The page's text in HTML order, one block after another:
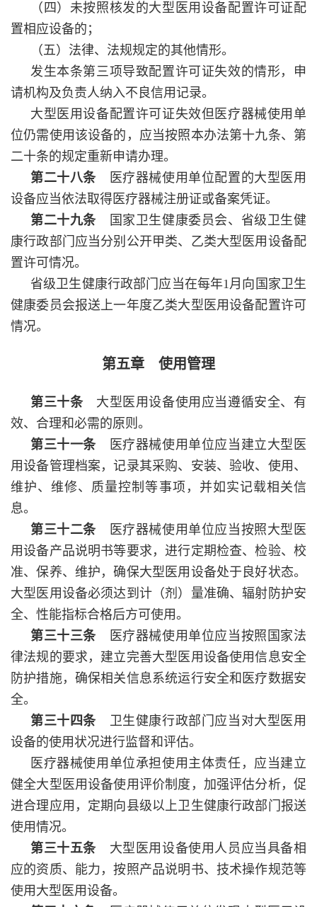
（四）未按照核发的大型医用设备配置许可证配
置相应设备的；
（五）法律、法规规定的其他情形。
发生本条第三项导致配置许可证失效的情形，申
请机构及负责人纳入不良信用记录。
大型医用设备配置许可证失效但医疗器械使用单
位仍需使用该设备的，应当按照本办法第十九条、第
二十条的规定重新申请办理。
第二十八条 医疗器械使用单位配置的大型医用
设备应当依法取得医疗器械注册证或备案凭证。
第二十九条 国家卫生健康委员会、省级卫生健
康行政部门应当分别公开甲类、乙类大型医用设备配
置许可情况。
省级卫生健康行政部门应当在每年1月向国家卫生
健康委员会报送上一年度乙类大型医用设备配置许可
情况。
第五章 使用管理
第三十条 大型医用设备使用应当遵循安全、有
效、合理和必需的原则。
第三十一条 医疗器械使用单位应当建立大型医
用设备管理档案，记录其采购、安装、验收、使用、
维护、维修、质量控制等事项，并如实记载相关信
息。
第三十二条 医疗器械使用单位应当按照大型医
用设备产品说明书等要求，进行定期检查、检验、校
准、保养、维护，确保大型医用设备处于良好状态。
大型医用设备必须达到计（剂）量准确、辐射防护安
全、性能指标合格后方可使用。
第三十三条 医疗器械使用单位应当按照国家法
律法规的要求，建立完善大型医用设备使用信息安全
防护措施，确保相关信息系统运行安全和医疗数据安
全。
第三十四条 卫生健康行政部门应当对大型医用
设备的使用状况进行监督和评估。
医疗器械使用单位承担使用主体责任，应当建立
健全大型医用设备使用评价制度，加强评估分析，促
进合理应用，定期向县级以上卫生健康行政部门报送
使用情况。
第三十五条 大型医用设备使用人员应当具备相
应的资质、能力，按照产品说明书、技术操作规范等
使用大型医用设备。